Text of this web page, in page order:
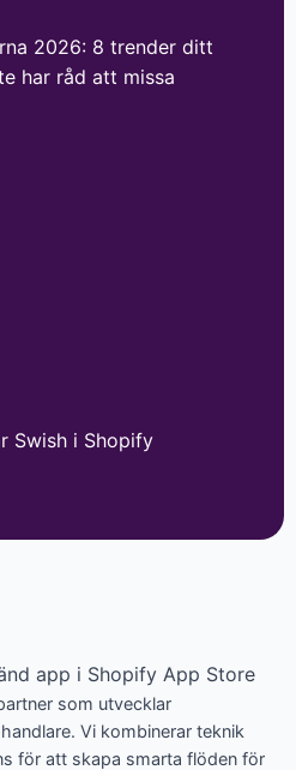
2026: 8 trender ditt
har råd att missa
Swish i Shopify
app i Shopify App Store
som utvecklar
Vi kombinerar teknik
för att skapa smarta flöden för